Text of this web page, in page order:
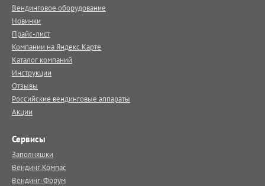
Вендинговое оборудование
Новинки
Прайс-лист
Компании на Яндекс.Карте
Каталог компаний
Инструкции
Отзывы
Российские вендинговые аппараты
Акции
Сервисы
Заполняшки
Вендинг.Компас
Вендинг-Форум